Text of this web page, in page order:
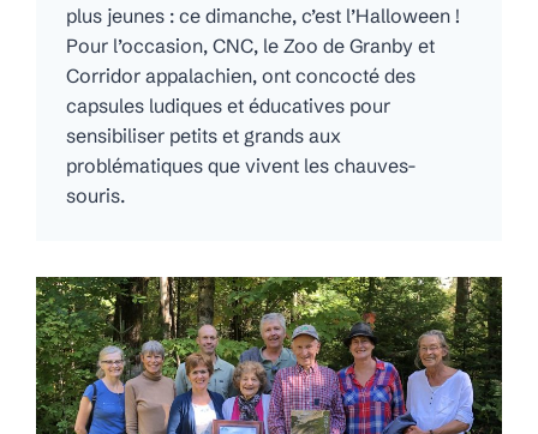
plus jeunes : ce dimanche, c’est l’Halloween !
Pour l’occasion, CNC, le Zoo de Granby et
Corridor appalachien, ont concocté des
capsules ludiques et éducatives pour
sensibiliser petits et grands aux
problématiques que vivent les chauves-
souris.